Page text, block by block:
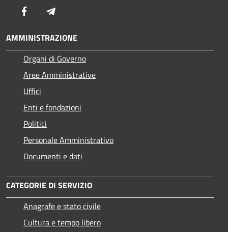
Facebook
AMMINISTRAZIONE
Organi di Governo
Aree Amministrative
Uffici
Enti e fondazioni
Politici
Personale Amministrativo
Documenti e dati
CATEGORIE DI SERVIZIO
Anagrafe e stato civile
Cultura e tempo libero